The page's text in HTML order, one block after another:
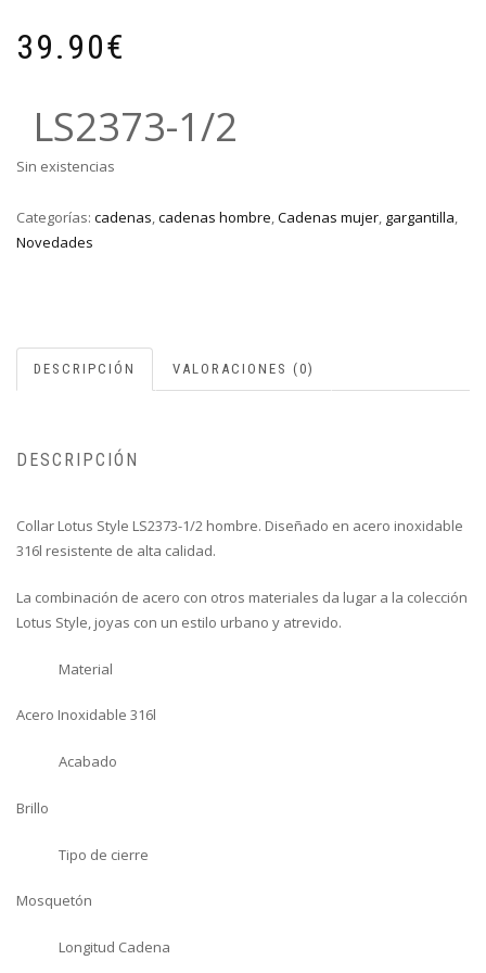
39.90€
LS2373-1/2
Sin existencias
Categorías: cadenas,cadenas hombre,Cadenas mujer, gargantilla,
Novedades
DESCRIPCIÓN VALORACIONES (0)
DESCRIPCIÓN
Collar Lotus Style LS2373-1/2 hombre. Diseñado en acero inoxidable
316l resistente de alta calidad.
La combinación de acero con otros materiales da lugar a la colección
Lotus Style, joyas con un estilo urbano y atrevido.
Material
Acero Inoxidable 316l
Acabado
Brillo
Tipo de cierre
Mosquetón
Longitud Cadena